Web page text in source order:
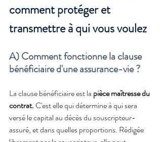
comment protéger et
transmettre à qui vous voulez
A) Comment fonctionne la clause
bénéficiaire d'une assurance-vie ?
La clause bénéficiaire est la pièce maîtresse du
contrat. C'est elle qui détermine à qui sera
versé le capital au décès du souscripteur-
assuré, et dans quelles proportions. Rédigée